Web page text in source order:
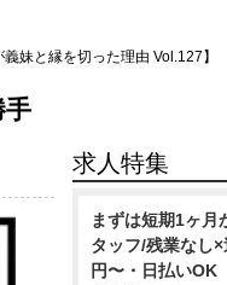
妹と縁を切った理由 Vol.127】
手
求人特集
まずは短期1ヶ月
タッフ/残業なし
円〜・日払いOK